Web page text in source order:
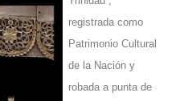
registrada como
Patrimonio Cultural
de la Nación y
robada a punta de